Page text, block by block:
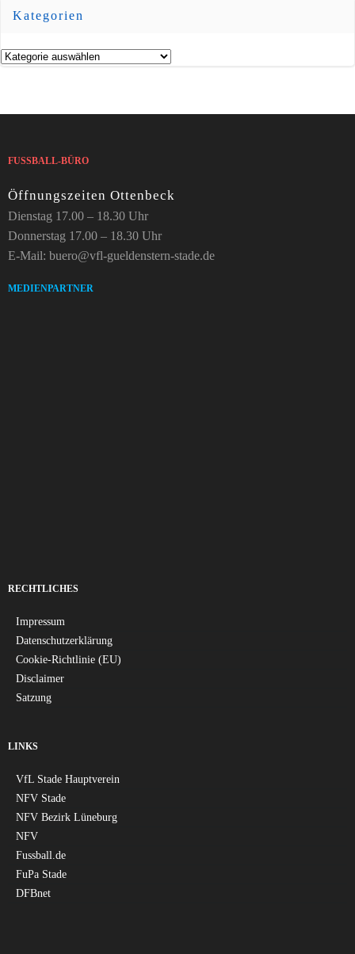
Kategorien
Kategorien
FUSSBALL-BÜRO
Öffnungszeiten Ottenbeck
Dienstag 17.00 – 18.30 Uhr
Donnerstag 17.00 – 18.30 Uhr
E-Mail: buero@vfl-gueldenstern-stade.de
MEDIENPARTNER
RECHTLICHES
Impressum
Datenschutzerklärung
Cookie-Richtlinie (EU)
Disclaimer
Satzung
LINKS
VfL Stade Hauptverein
NFV Stade
NFV Bezirk Lüneburg
NFV
Fussball.de
FuPa Stade
DFBnet